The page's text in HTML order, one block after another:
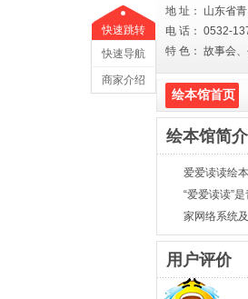
地 址： 山东省
电 话： 0532-
特 色： 故事会
绘本馆首页
绘本馆简介
爱爱读读绘
“爱爱读读”
家网络系统
用户评价
快速跳转
快速导航
商家介绍